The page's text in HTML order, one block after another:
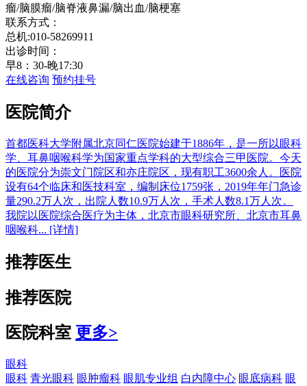
瘤/脑膜瘤/脑脊液鼻漏/脑出血/脑梗塞
联系方式：
总机:010-58269911
出诊时间：
早8：30-晚17:30
在线咨询 预约挂号
医院简介
首都医科大学附属北京同仁医院始建于1886年，是一所以眼科
学、耳鼻咽喉科学为国家重点学科的大型综合三甲医院。今天
的医院分为崇文门院区和亦庄院区，现有职工3600余人。医院
设有64个临床和医技科室，编制床位1759张，2019年年门急诊
量290.2万人次，出院人数10.9万人次，手术人数8.1万人次。
我院以医院综合医疗为主体，北京市眼科研究所、北京市耳鼻
咽喉科... [详情]
推荐医生
推荐医院
医院科室 更多>
眼科
眼科 青光眼科 眼肿瘤科 眼肌专业组 白内障中心 眼底病科 眼